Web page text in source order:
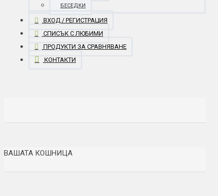
БЕСЕДКИ
ВХОД / РЕГИСТРАЦИЯ
СПИСЪК С ЛЮБИМИ
ПРОДУКТИ ЗА СРАВНЯВАНЕ
КОНТАКТИ
ВАШАТА КОШНИЦА